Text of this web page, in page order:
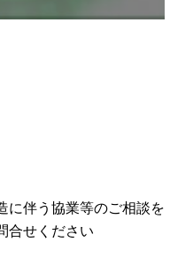
に伴う協業等のご相談を
合せください